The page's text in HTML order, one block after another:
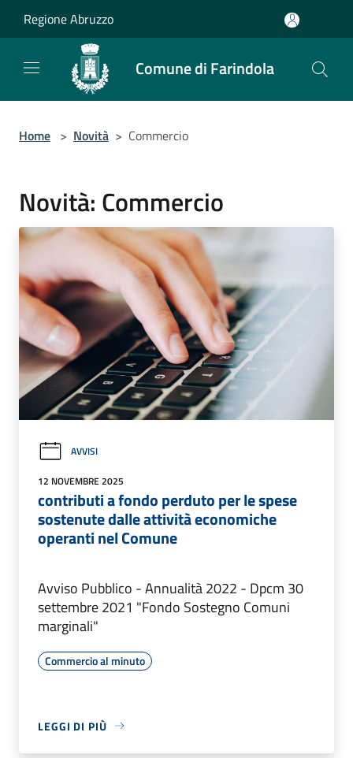
Regione Abruzzo
Comune di Farindola
Home > Novità > Commercio
Novità: Commercio
AVVISI
12 NOVEMBRE 2025
contributi a fondo perduto per le spese
sostenute dalle attività economiche
operanti nel Comune
Avviso Pubblico - Annualità 2022 - Dpcm 30
settembre 2021 "Fondo Sostegno Comuni
marginali"
Commercio al minuto
LEGGI DI PIÙ